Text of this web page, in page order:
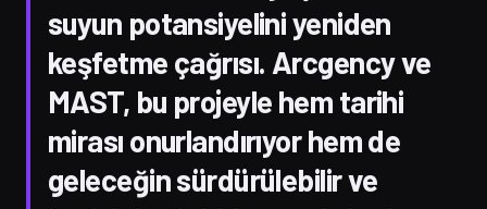
suyun potansiyelini yeniden
keşfetme çağrısı. Arcgency ve
MAST, bu projeyle hem tarihi
mirası onurlandırıyor hem de
geleceğin sürdürülebilir ve